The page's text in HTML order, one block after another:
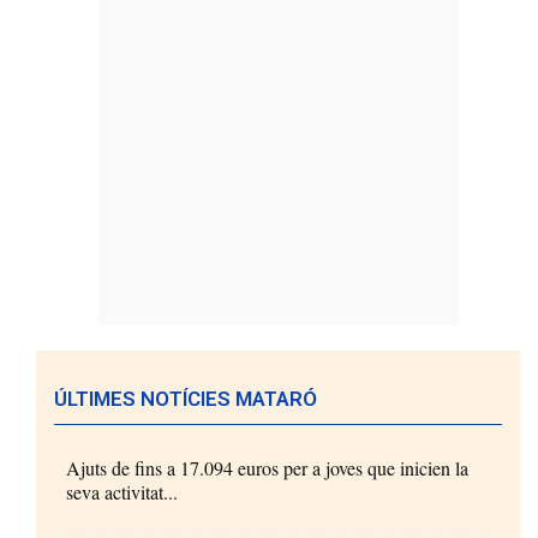
ÚLTIMES NOTÍCIES MATARÓ
Ajuts de fins a 17.094 euros per a joves que inicien la
seva activitat...